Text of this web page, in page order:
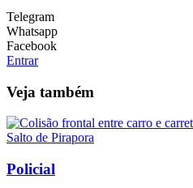
Telegram
Whatsapp
Facebook
Entrar
Veja também
Policial